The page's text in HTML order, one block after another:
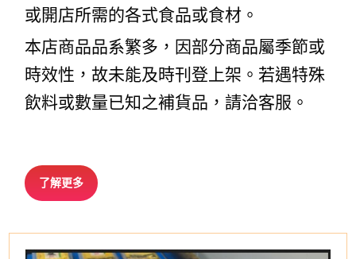
或開店所需的各式食品或食材。
本店商品品系繁多，因部分商品屬季節或
時效性，故未能及時刊登上架。若遇特殊
飲料或數量已知之補貨品，請洽客服。
了解更多